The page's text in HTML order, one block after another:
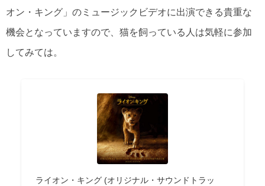
オン・キング」のミュージックビデオに出演できる貴重な
機会となっていますので、猫を飼っている人は気軽に参加
してみては。
ライオン・キング (オリジナル・サウンドトラッ